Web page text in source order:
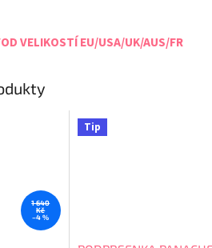
VELIKOSTÍ EU/USA/UK/AUS/FR
1 640
Kč
–4 %
Tip